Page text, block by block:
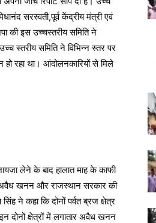
सरस्वती,पूर्व केंद्रीय मंत्री एवं
की इस उच्चस्तरीय समिति ने
स्तरीय समिति ने विभिन्न स्तर पर
रहा था। आंदोलनकारियों से मिले
लेने के बाद हालात माह के काफी
खनन और राजस्थान सरकार की
ने कहा कि दोनों पर्वत ब्रज क्षेत्र
दोनों क्षेत्रों में लगातार अवैध खनन